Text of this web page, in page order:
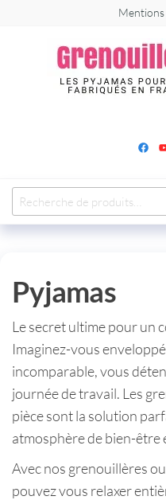
Mentions
Pyjamas
Le secret ultime pour un
Imaginez-vous
incomparable, vous
journée de travail. Les
pièce sont la solution
atmosphère de bien-être
Avec nos grenouillères
pouvez vous relaxer